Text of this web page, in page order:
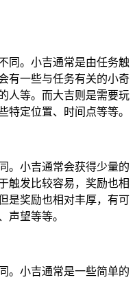
同。小吉通常是由任务触
有一些与任务有关的小奇
人等。而大吉则是需要玩
特定位置、时间点等等。
。小吉通常会获得少量的
触发比较容易，奖励也相
是奖励也相对丰厚，有可
声望等等。
。小吉通常是一些简单的